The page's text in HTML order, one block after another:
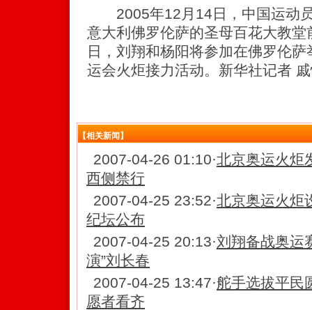
2005年12月14日，中国运动员
意大利佛罗伦萨的圣母百花大教
日，刘翔和杨阳将参加在佛罗伦
运会火炬接力活动。新华社记者
【相关新闻】
2007-04-26 01:10·北京奥运火炬
西侧禁行
2007-04-25 23:52·北京奥运火炬
纪坛公布
2007-04-25 20:13·刘翔备战奥运
演”刘长春
2007-04-25 13:47·舵手选拔平民
愿者看齐